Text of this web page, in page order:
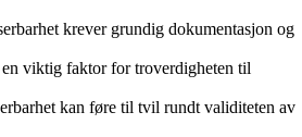
krever grundig dokumentasjon og
en viktig faktor for troverdigheten til
kan føre til tvil rundt validiteten av